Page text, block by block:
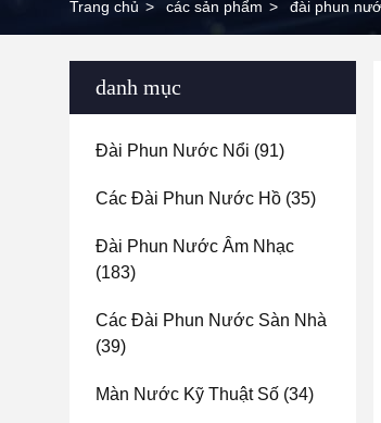
Trang chủ > các sản phẩm > đài phun
danh mục
Đài Phun Nước Nổi (91)
Các Đài Phun Nước Hồ (35)
Đài Phun Nước Âm Nhạc
(183)
Các Đài Phun Nước Sàn Nhà
(39)
Màn Nước Kỹ Thuật Số (34)